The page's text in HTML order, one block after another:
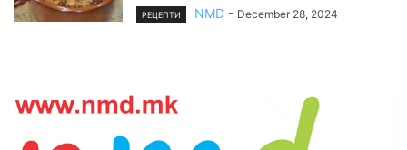
РЕЦЕПТИ NMD - December 28, 2024